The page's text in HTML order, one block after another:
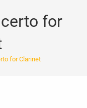
for
for Clarinet